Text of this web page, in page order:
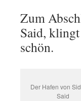
Zum
Said,
schön.
Der Hafen von
Said